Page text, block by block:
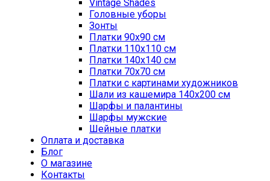
Vintage Shades
Головные уборы
Зонты
Платки 90х90 см
Платки 110х110 см
Платки 140х140 см
Платки 70х70 см
Платки с картинами художников
Шали из кашемира 140х200 см
Шарфы и палантины
Шарфы мужские
Шейные платки
Оплата и доставка
Блог
О магазине
Контакты